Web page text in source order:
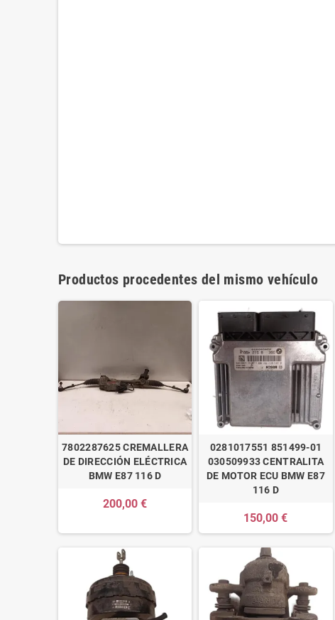
Productos procedentes del mismo vehículo
7802287625 CREMALLERA
DE DIRECCIÓN ELÉCTRICA
BMW E87 116 D
200,00 €
0281017551 851499-01
030509933 CENTRALITA
DE MOTOR ECU BMW E87
116 D
150,00 €